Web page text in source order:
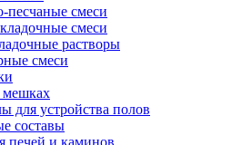
песчаные смеси
смеси
растворы
смеси
для устройства полов
составы
печей и каминов